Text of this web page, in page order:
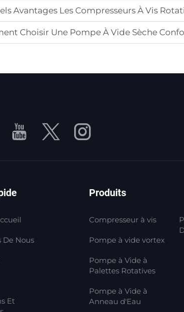
Avantages Les Compresseurs À Vis
Choisir Une Pompe À Vide Sèche
De Nous
Et
Produits
Compresseur à vis
Pompe à vide vortex
Pompe à Vide à
Palettes Rotatives
Pompe à Vide à
Anneau d'Eau